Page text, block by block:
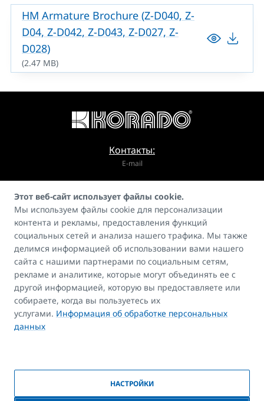
HM Armature Brochure (Z-D040, Z-
D04, Z-D042, Z-D043, Z-D027, Z-
D028)
(2.47 MB)
Контакты:
E-mail
info@korado.cz
Гид
FAQ
Контакты
Авторские права
© 2026 КОРАДО | Созданный компанией
отношении файлов cookies|Согласие на обработку персональных
Этот веб-сайт использует файлы cookie.
Мы используем файлы cookie для персонализации
контента и рекламы, предоставления функций
социальных сетей и анализа нашего трафика. Мы также
делимся информацией об использовании вами нашего
сайта с нашими партнерами по социальным сетям,
рекламе и аналитике, которые могут объединять ее с
другой информацией, которую вы предоставляете или
собираете, когда вы пользуетесь их
услугами. Информация об обработке персональных
данных
НАСТРОЙКИ